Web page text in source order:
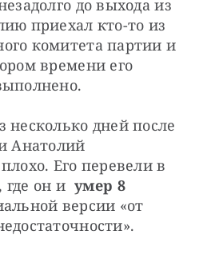
до выхода из
приехал кто-то из
комитета партии и
времени его
несколько дней после
Анатолий
Его перевели в
он и умер 8
версии «от